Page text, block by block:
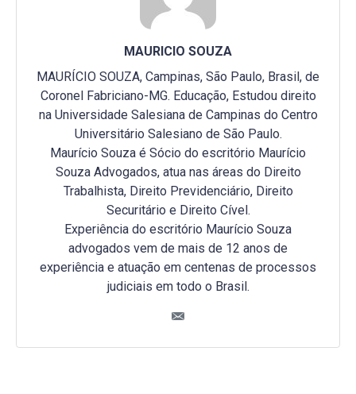
MAURICIO SOUZA
MAURÍCIO SOUZA, Campinas, São Paulo, Brasil, de
Coronel Fabriciano-MG. Educação, Estudou direito
na Universidade Salesiana de Campinas do Centro
Universitário Salesiano de São Paulo.
Maurício Souza é Sócio do escritório Maurício
Souza Advogados, atua nas áreas do Direito
Trabalhista, Direito Previdenciário, Direito
Securitário e Direito Cível.
Experiência do escritório Maurício Souza
advogados vem de mais de 12 anos de
experiência e atuação em centenas de processos
judiciais em todo o Brasil.